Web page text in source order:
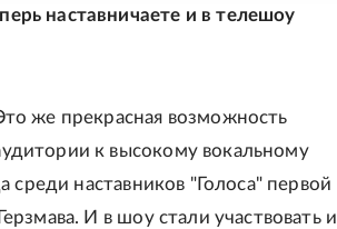
наставничаете и в телешоу
же прекрасная возможность
к высокому вокальному
среди наставников "Голоса" первой
И в шоу стали участвовать и